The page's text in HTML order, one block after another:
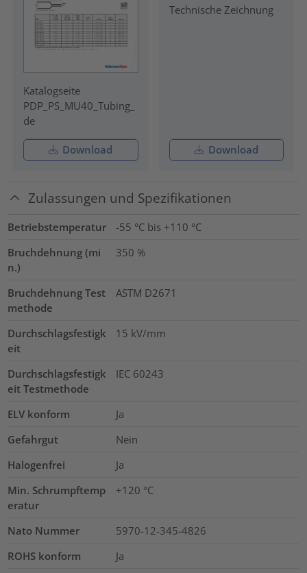
Katalogseite
PDP_PS_MU40_Tubing_
de
Download
Technische Zeichnung
Download
Zulassungen und Spezifikationen
Betriebstemperatur
-55 °C bis +110 °C
Bruchdehnung (mi
n.)
350 %
Bruchdehnung Test
methode
ASTM D2671
Durchschlagsfestigk
eit
15 kV/mm
Durchschlagsfestigk
eit Testmethode
IEC 60243
ELV konform
Ja
Gefahrgut
Nein
Halogenfrei
Ja
Min. Schrumpftemp
eratur
+120 °C
Nato Nummer
5970-12-345-4826
ROHS konform
Ja